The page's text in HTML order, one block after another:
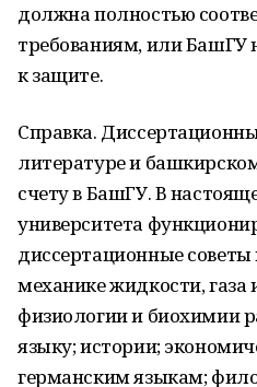
должна полностью
требованиям, или БашГУ
к защите.
Справка.
литературе и
счету в БашГУ. В
университета
диссертационные
механике жидкости, газа
физиологии и биохимии
языку; истории;
германским языкам;